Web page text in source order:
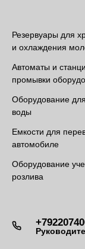
Резервуары для
и охлаждения
Автоматы и
промывки
Оборудование
воды
Емкости для
автомобиле
Оборудование
розлива